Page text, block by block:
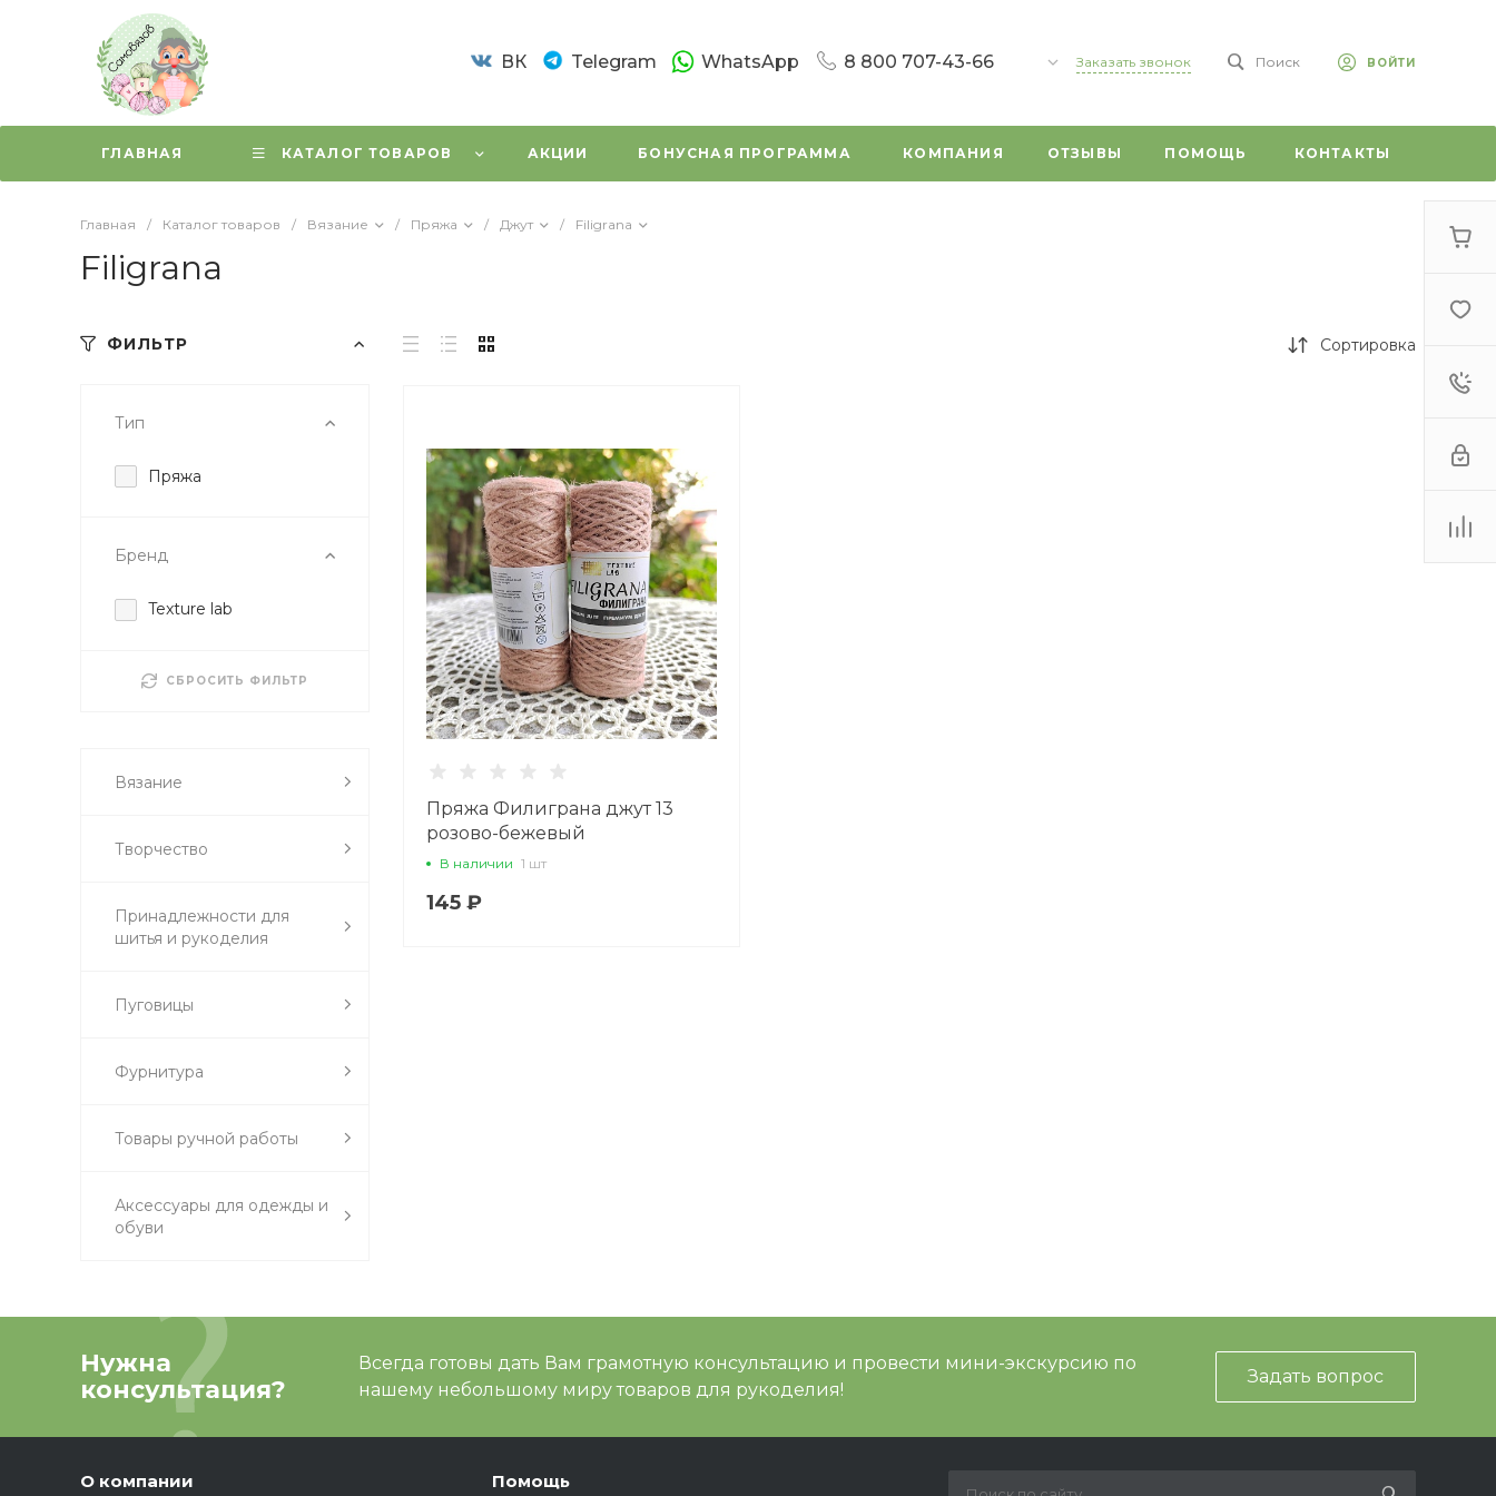
ВК Telegram WhatsApp 8 800 707-43-66
Новочеркасский пр. 59/1
Пн-Вс: 10:00 - 20:00
Заказать звонок Поиск ВОЙТИ
ГЛАВНАЯ КАТАЛОГ ТОВАРОВ АКЦИИ БОНУСНАЯ ПРОГРАММА КОМПАНИЯ ОТЗЫВЫ ПОМОЩЬ КОНТАКТЫ
Главная / Каталог товаров / Вязание / Пряжа / Джут / Filigrana
Filigrana
ФИЛЬТР
Тип
Пряжа
Бренд
Texture lab
СБРОСИТЬ ФИЛЬТР
Вязание
Творчество
Принадлежности для
шитья и рукоделия
Пуговицы
Фурнитура
Товары ручной работы
Аксессуары для одежды и
обуви
Сортировка
Пряжа Филиграна джут 13
розово-бежевый
В наличии 1 шт
145 ₽
Нужна
консультация?
Всегда готовы дать Вам грамотную консультацию и провести мини-экскурсию по
нашему небольшому миру товаров для рукоделия!
Задать вопрос
О компании Помощь